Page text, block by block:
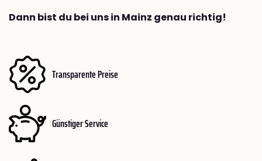
Dann bist du bei uns in Mainz genau richtig!
Transparente Preise
Günstiger Service